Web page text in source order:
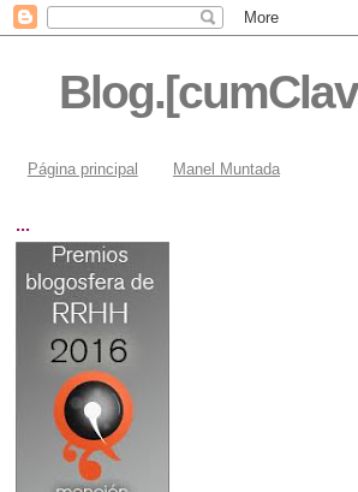
Página principal Manel Muntada
...